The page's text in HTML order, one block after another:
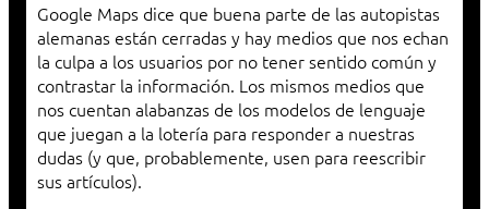
Google Maps dice que buena parte de las autopistas
alemanas están cerradas y hay medios que nos echan
la culpa a los usuarios por no tener sentido común y
contrastar la información. Los mismos medios que
nos cuentan alabanzas de los modelos de lenguaje
que juegan a la lotería para responder a nuestras
dudas (y que, probablemente, usen para reescribir
sus artículos).